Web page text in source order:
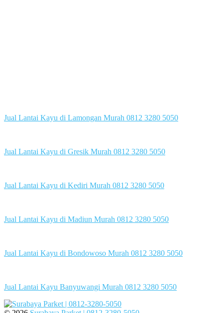
Jual Lantai Kayu di Lamongan Murah 0812 3280 5050
Jual Lantai Kayu di Gresik Murah 0812 3280 5050
Jual Lantai Kayu di Kediri Murah 0812 3280 5050
Jual Lantai Kayu di Madiun Murah 0812 3280 5050
Jual Lantai Kayu di Bondowoso Murah 0812 3280 5050
Jual Lantai Kayu Banyuwangi Murah 0812 3280 5050